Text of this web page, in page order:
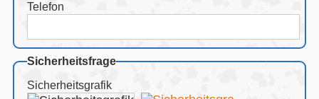
Telefon
Sicherheitsfrage
Sicherheitsgrafik